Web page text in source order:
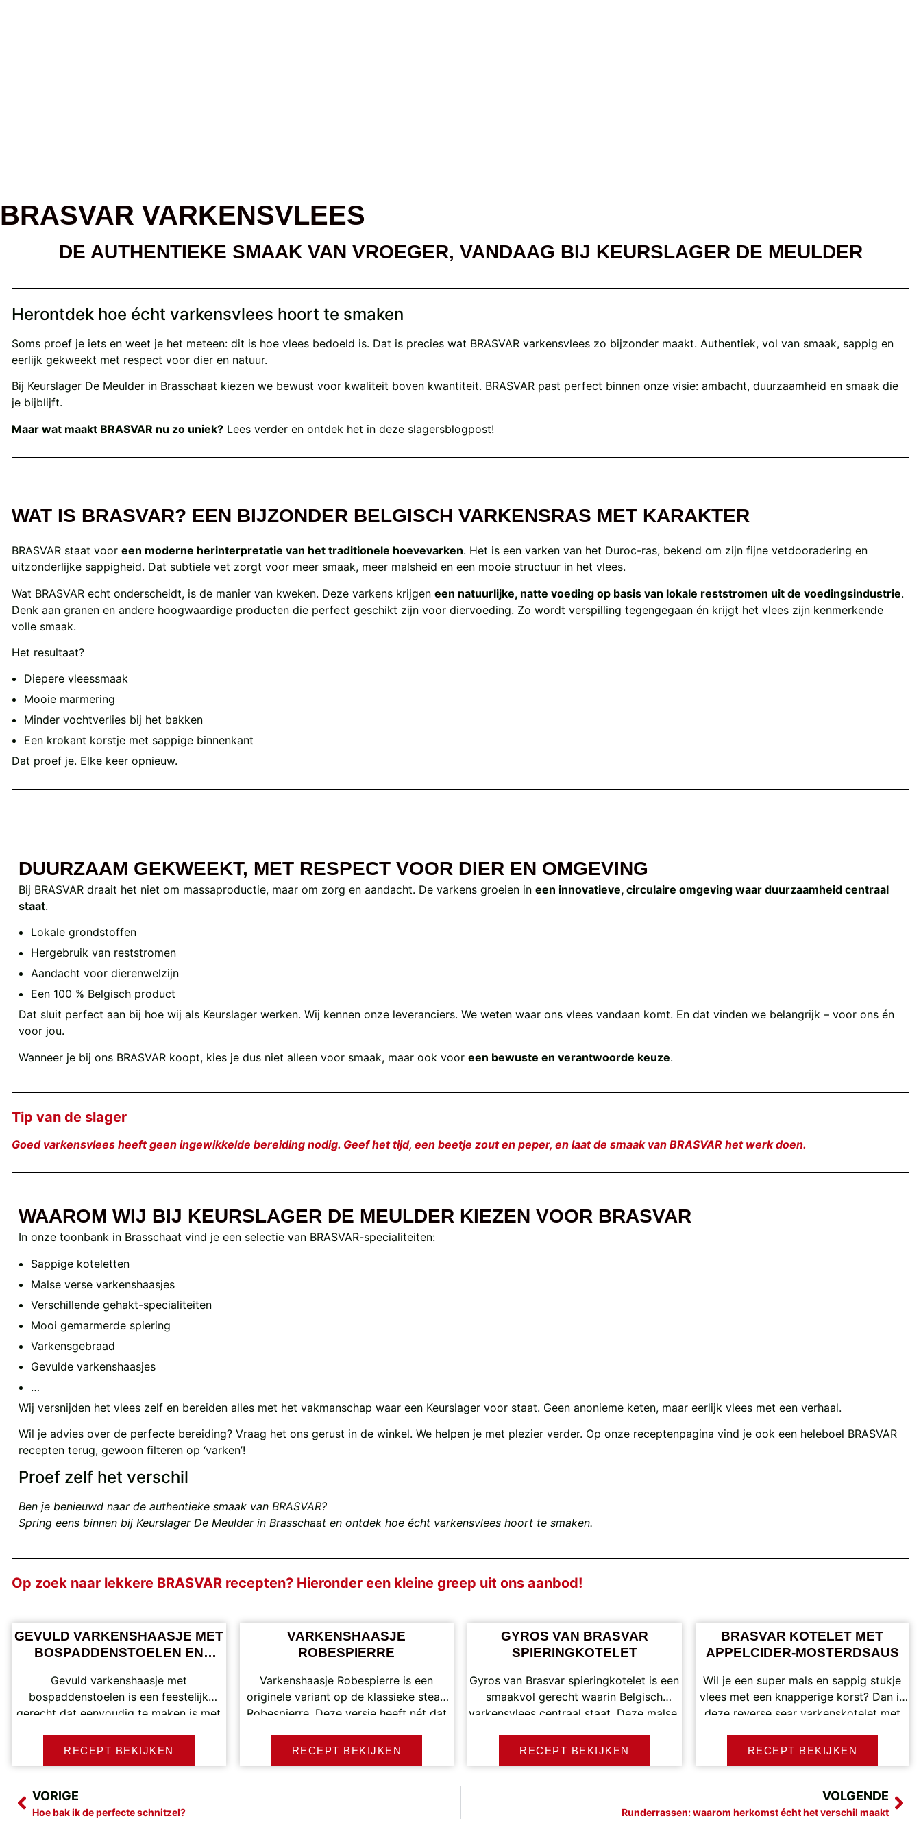
BRASVAR VARKENSVLEES
DE AUTHENTIEKE SMAAK VAN VROEGER, VANDAAG BIJ KEURSLAGER DE MEULDER
Herontdek hoe écht varkensvlees hoort te smaken
Soms proef je iets en weet je het meteen: dit is hoe vlees bedoeld is. Dat is precies wat BRASVAR varkensvlees zo bijzonder maakt. Authentiek, vol van smaak, sappig en
eerlijk gekweekt met respect voor dier en natuur.
Bij Keurslager De Meulder in Brasschaat kiezen we bewust voor kwaliteit boven kwantiteit. BRASVAR past perfect binnen onze visie: ambacht, duurzaamheid en smaak die
je bijblijft.
Maar wat maakt BRASVAR nu zo uniek? Lees verder en ontdek het in deze slagersblogpost!
WAT IS BRASVAR? EEN BIJZONDER BELGISCH VARKENSRAS MET KARAKTER
BRASVAR staat voor een moderne herinterpretatie van het traditionele hoevevarken. Het is een varken van het Duroc-ras, bekend om zijn fijne vetdooradering en
uitzonderlijke sappigheid. Dat subtiele vet zorgt voor meer smaak, meer malsheid en een mooie structuur in het vlees.
Wat BRASVAR echt onderscheidt, is de manier van kweken. Deze varkens krijgen een natuurlijke, natte voeding op basis van lokale reststromen uit de voedingsindustrie.
Denk aan granen en andere hoogwaardige producten die perfect geschikt zijn voor diervoeding. Zo wordt verspilling tegengegaan én krijgt het vlees zijn kenmerkende
volle smaak.
Het resultaat?
Diepere vleessmaak
Mooie marmering
Minder vochtverlies bij het bakken
Een krokant korstje met sappige binnenkant
Dat proef je. Elke keer opnieuw.
DUURZAAM GEKWEEKT, MET RESPECT VOOR DIER EN OMGEVING
Bij BRASVAR draait het niet om massaproductie, maar om zorg en aandacht. De varkens groeien in een innovatieve, circulaire omgeving waar duurzaamheid centraal
staat.
Lokale grondstoffen
Hergebruik van reststromen
Aandacht voor dierenwelzijn
Een 100 % Belgisch product
Dat sluit perfect aan bij hoe wij als Keurslager werken. Wij kennen onze leveranciers. We weten waar ons vlees vandaan komt. En dat vinden we belangrijk – voor ons én
voor jou.
Wanneer je bij ons BRASVAR koopt, kies je dus niet alleen voor smaak, maar ook voor een bewuste en verantwoorde keuze.
Tip van de slager
Goed varkensvlees heeft geen ingewikkelde bereiding nodig. Geef het tijd, een beetje zout en peper, en laat de smaak van BRASVAR het werk doen.
WAAROM WIJ BIJ KEURSLAGER DE MEULDER KIEZEN VOOR BRASVAR
In onze toonbank in Brasschaat vind je een selectie van BRASVAR-specialiteiten:
Sappige koteletten
Malse verse varkenshaasjes
Verschillende gehakt-specialiteiten
Mooi gemarmerde spiering
Varkensgebraad
Gevulde varkenshaasjes
…
Wij versnijden het vlees zelf en bereiden alles met het vakmanschap waar een Keurslager voor staat. Geen anonieme keten, maar eerlijk vlees met een verhaal.
Wil je advies over de perfecte bereiding? Vraag het ons gerust in de winkel. We helpen je met plezier verder. Op onze receptenpagina vind je ook een heleboel BRASVAR
recepten terug, gewoon filteren op ‘varken’!
Proef zelf het verschil
Ben je benieuwd naar de authentieke smaak van BRASVAR?
Spring eens binnen bij Keurslager De Meulder in Brasschaat en ontdek hoe écht varkensvlees hoort te smaken.
Op zoek naar lekkere BRASVAR recepten? Hieronder een kleine greep uit ons aanbod!
GEVULD VARKENSHAASJE MET
BOSPADDENSTOELEN EN
Gevuld varkenshaasje met
bospaddenstoelen is een feestelijk
gerecht dat eenvoudig te maken is met
RECEPT BEKIJKEN
VARKENSHAASJE
ROBESPIERRE
Varkenshaasje Robespierre is een
originele variant op de klassieke steak
Robespierre. Deze versie heeft nét dat
RECEPT BEKIJKEN
GYROS VAN BRASVAR
SPIERINGKOTELET
Gyros van Brasvar spieringkotelet is een
smaakvol gerecht waarin Belgisch
varkensvlees centraal staat. Deze malse,
traag gegaard
RECEPT BEKIJKEN
BRASVAR KOTELET MET
APPELCIDER-MOSTERDSAUS
Wil je een super mals en sappig stukje
vlees met een knapperige korst? Dan is
deze reverse sear varkenskotelet met
RECEPT BEKIJKEN
VORIGE
Hoe bak ik de perfecte schnitzel?
VOLGENDE
Runderrassen: waarom herkomst écht het verschil maakt